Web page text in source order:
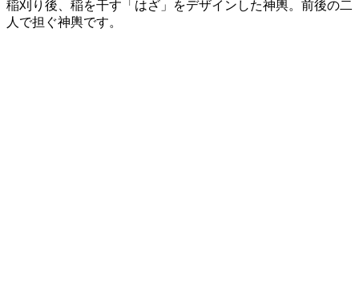
稲刈り後、稲を干す「はざ」をデザインした神輿。前後の二
人で担ぐ神輿です。